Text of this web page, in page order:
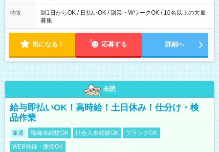
特徴
週1日からOK / 日払いOK / 副業・WワークOK / 10名以上の大量
募集
気になる！ 応募する 詳細へ
未読
給与即払いOK！高時給！土日休み！仕分け・検
品作業
派遣 職種未経験OK 社会人未経験OK
ブランクOK
WEB登録・面接OK